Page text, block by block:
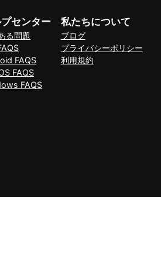
センター
る問題
FAQS
FAQS
FAQS
私たちについて
ブログ
プライバシーポリシー
利用規約